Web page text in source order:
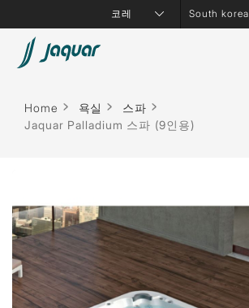
South korea
Home 욕실
스파
Jaquar Palladium 스파 (9인용)